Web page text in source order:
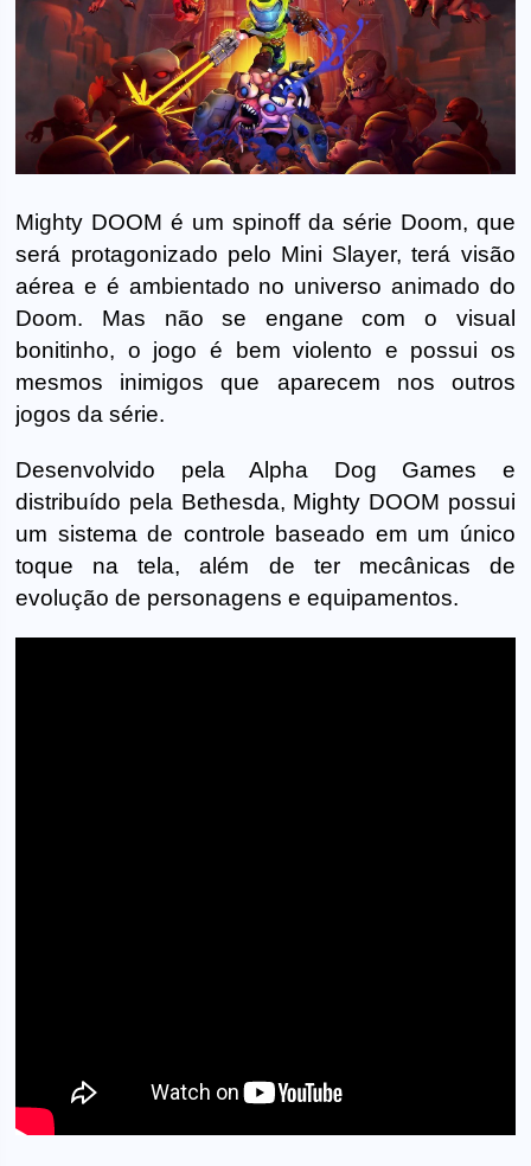
Mighty DOOM é um spinoff da série Doom, que
será protagonizado pelo Mini Slayer, terá visão
aérea e é ambientado no universo animado do
Doom. Mas não se engane com o visual
bonitinho, o jogo é bem violento e possui os
mesmos inimigos que aparecem nos outros
jogos da série.
Desenvolvido pela Alpha Dog Games e
distribuído pela Bethesda, Mighty DOOM possui
um sistema de controle baseado em um único
toque na tela, além de ter mecânicas de
evolução de personagens e equipamentos.